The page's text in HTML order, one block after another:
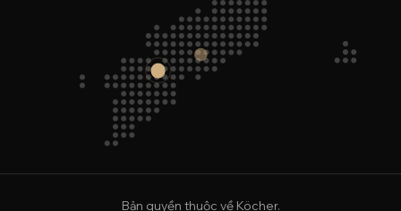
Bản quyền thuộc về Köcher.